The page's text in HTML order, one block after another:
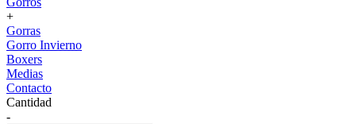
+
Gorras
Gorro Invierno
Boxers
Medias
Contacto
Cantidad
-